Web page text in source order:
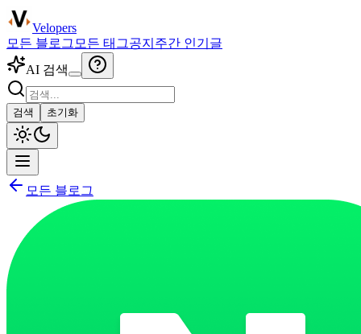
Velopers
모든 블로그 모든 태그공지 주간 인기글
AI 검색
검색 초기화
모든 블로그